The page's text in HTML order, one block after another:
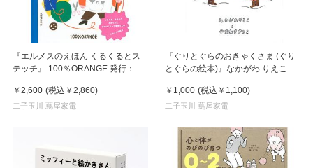
『エルメスのえほん くるくるとス
テッチ』 100％ORANGE 発行：講
￥2,600 (税込 ￥2,860)
二子玉川 蔦屋家電
『ぐりとぐらのおきゃくさま (ぐり
とぐらの絵本)』なかがわ りえこ
音館書店
￥1,000 (税込 ￥1,100)
二子玉川 蔦屋家電